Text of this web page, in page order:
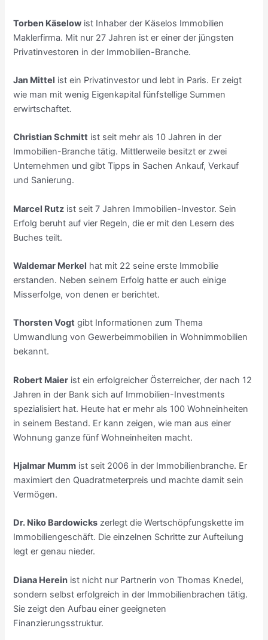
Torben Käselow ist Inhaber der Käselos Immobilien
Maklerfirma. Mit nur 27 Jahren ist er einer der jüngsten
Privatinvestoren in der Immobilien-Branche.
Jan Mittel ist ein Privatinvestor und lebt in Paris. Er zeigt
wie man mit wenig Eigenkapital fünfstellige Summen
erwirtschaftet.
Christian Schmitt ist seit mehr als 10 Jahren in der
Immobilien-Branche tätig. Mittlerweile besitzt er zwei
Unternehmen und gibt Tipps in Sachen Ankauf, Verkauf
und Sanierung.
Marcel Rutz ist seit 7 Jahren Immobilien-Investor. Sein
Erfolg beruht auf vier Regeln, die er mit den Lesern des
Buches teilt.
Waldemar Merkel hat mit 22 seine erste Immobilie
erstanden. Neben seinem Erfolg hatte er auch einige
Misserfolge, von denen er berichtet.
Thorsten Vogt gibt Informationen zum Thema
Umwandlung von Gewerbeimmobilien in Wohnimmobilien
bekannt.
Robert Maier ist ein erfolgreicher Österreicher, der nach 12
Jahren in der Bank sich auf Immobilien-Investments
spezialisiert hat. Heute hat er mehr als 100 Wohneinheiten
in seinem Bestand. Er kann zeigen, wie man aus einer
Wohnung ganze fünf Wohneinheiten macht.
Hjalmar Mumm ist seit 2006 in der Immobilienbranche. Er
maximiert den Quadratmeterpreis und machte damit sein
Vermögen.
Dr. Niko Bardowicks zerlegt die Wertschöpfungskette im
Immobiliengeschäft. Die einzelnen Schritte zur Aufteilung
legt er genau nieder.
Diana Herein ist nicht nur Partnerin von Thomas Knedel,
sondern selbst erfolgreich in der Immobilienbrachen tätig.
Sie zeigt den Aufbau einer geeigneten
Finanzierungsstruktur.